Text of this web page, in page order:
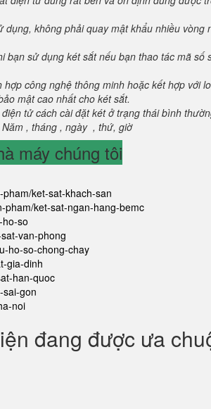
không phải quay mật khẩu nhiều vòng
bạn sử dụng két sắt nếu bạn thao tác mã số
công nghệ thông minh hoặc kết hợp với
mật cao nhất cho két sắt.
tử cách cài đặt két ở trạng thái bình
, tháng , ngày , thứ, giờ
máy chúng tôi
ket-sat-khach-san
pham/ket-sat-ngan-hang-bemc
so
van-phong
ho-so-chong-chay
gia-dinh
han-quoc
sai-gon
noi
đang được ưa